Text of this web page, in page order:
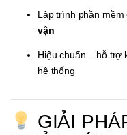
Lập trình phần
vận
Hiệu chuẩn – hỗ trợ
hệ thống
GIẢI